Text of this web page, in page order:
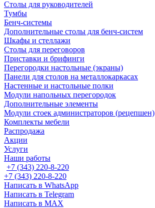
Столы для руководителей
Тумбы
Бенч-системы
Дополнительные столы для бенч-систем
Шкафы и стеллажи
Столы для переговоров
Приставки и брифинги
Перегородки настольные (экраны)
Панели для столов на металлокаркасах
Настенные и настольные полки
Модули напольных перегородок
Дополнительные элементы
Модули стоек администраторов (рецепшен)
Комплекты мебели
Распродажа
Акции
Услуги
Наши работы
+7 (343) 220-8-220
+7 (343) 220-8-220
Написать в WhatsApp
Написать в Telegram
Написать в MAX